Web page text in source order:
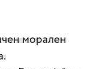
морален